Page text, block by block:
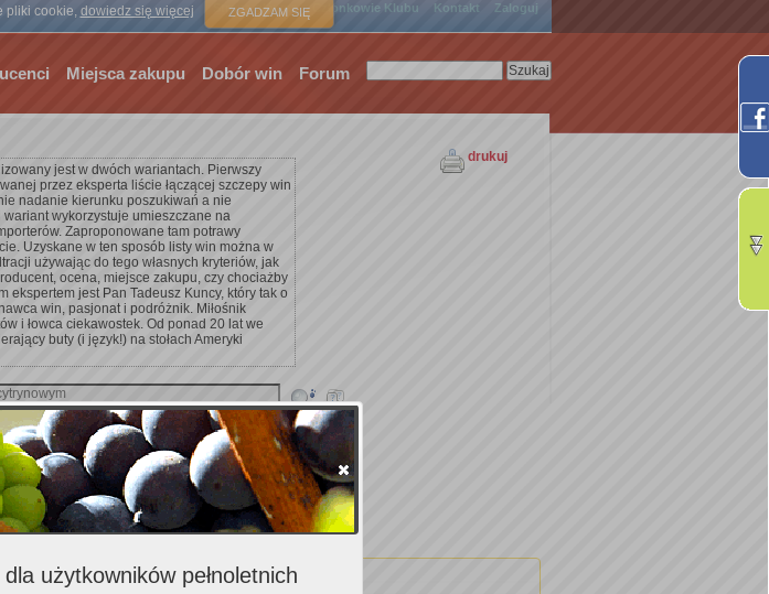
pliki cookie, dowiedz się więcej ZGADZAM SIĘ
Strona główna Członkowie Klubu Kontakt Zaloguj
Miejsca zakupu Dobór win Forum
drukuj
jest w dwóch wariantach. Pierwszy
przez eksperta liście łączącej szczepy win
nadanie kierunku poszukiwań a nie
wykorzystuje umieszczane na
Zaproponowane tam potrawy
Uzyskane w ten sposób listy win można w
używając do tego własnych kryteriów, jak
ocena, miejsce zakupu, czy chociażby
ekspertem jest Pan Tadeusz Kuncy, który tak o
win, pasjonat i podróżnik. Miłośnik
i łowca ciekawostek. Od ponad 20 lat we
buty (i język!) na stołach Ameryki
(3) użytkowników pełnoletnich